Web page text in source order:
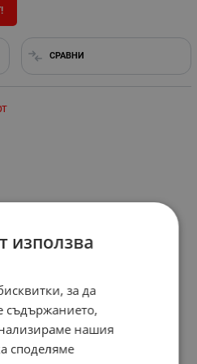
СРАВНИ
използва
за да
съдържанието,
нашия
споделяме